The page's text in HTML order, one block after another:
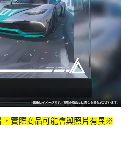
實際商品可能會與照片有異※